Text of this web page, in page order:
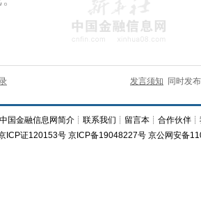
发言须知 同时发
中国金融信息网简介 ┊联系我们 ┊ 留言本 ┊合作伙伴 ┊
ICP证120153号 京ICP备19048227号 京公网安备